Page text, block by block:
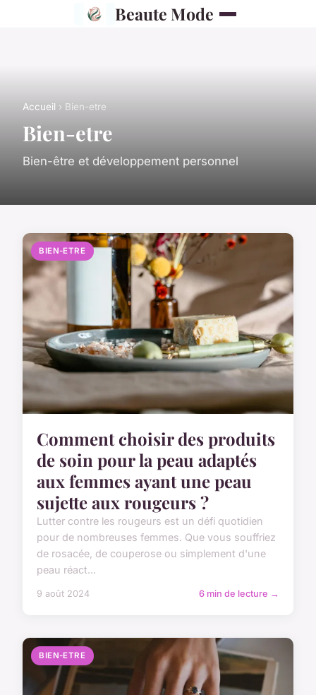
Beaute Mode
Accueil › Bien-etre
Bien-etre
Bien-être et développement personnel
BIEN-ETRE
Comment choisir des produits
de soin pour la peau adaptés
aux femmes ayant une peau
sujette aux rougeurs ?
Lutter contre les rougeurs est un défi quotidien
pour de nombreuses femmes. Que vous souffriez
de rosacée, de couperose ou simplement d'une
peau réact...
9 août 2024 6 min de lecture →
BIEN-ETRE